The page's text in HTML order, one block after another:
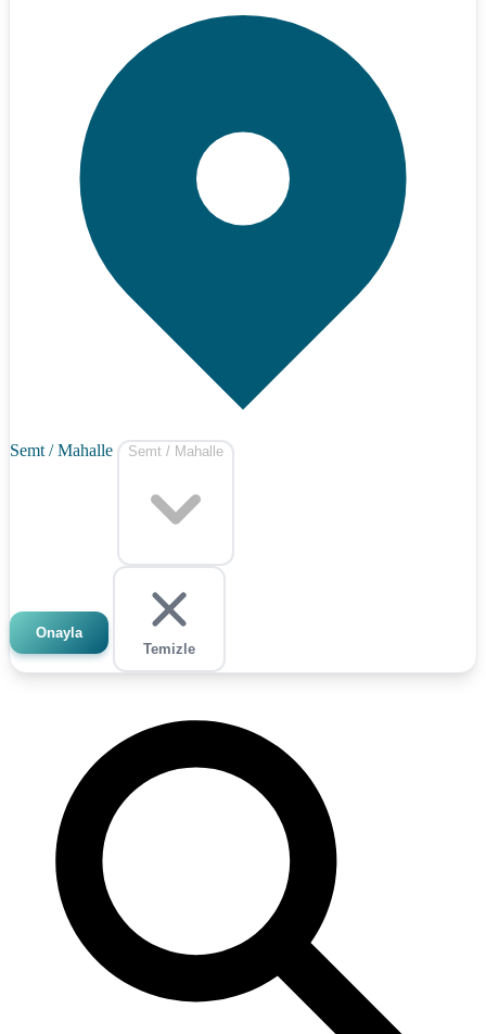
Semt / Mahalle Semt / Mahalle
Onayla
Temizle